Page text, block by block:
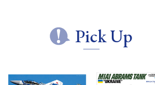
Pick Up